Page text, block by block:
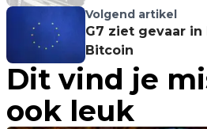
Volgend artikel
G7 ziet gevaar in
Bitcoin
Dit vind je
ook leuk